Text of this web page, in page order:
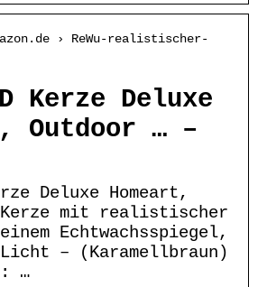
› ReWu-realistischer-
Kerze Deluxe
Outdoor … –
Deluxe Homeart,
Kerze mit realistischer
Echtwachsspiegel,
Licht – (Karamellbraun)
…